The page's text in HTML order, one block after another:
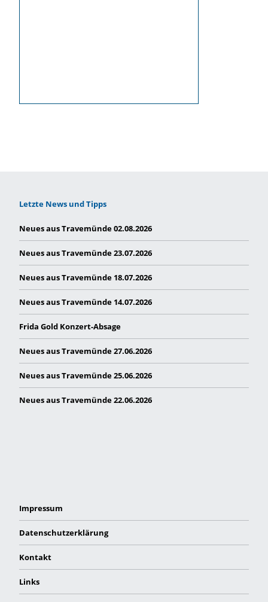
Letzte News und Tipps
Neues aus Travemünde 02.08.2026
Neues aus Travemünde 23.07.2026
Neues aus Travemünde 18.07.2026
Neues aus Travemünde 14.07.2026
Frida Gold Konzert-Absage
Neues aus Travemünde 27.06.2026
Neues aus Travemünde 25.06.2026
Neues aus Travemünde 22.06.2026
Impressum
Datenschutzerklärung
Kontakt
Links